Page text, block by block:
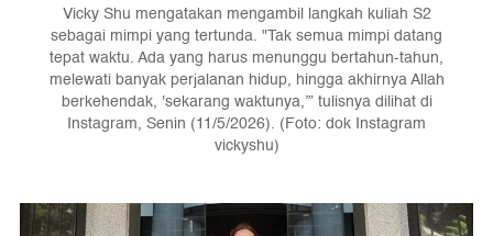
Vicky Shu mengatakan mengambil langkah kuliah S2
sebagai mimpi yang tertunda. "Tak semua mimpi datang
tepat waktu. Ada yang harus menunggu bertahun-tahun,
melewati banyak perjalanan hidup, hingga akhirnya Allah
berkehendak, 'sekarang waktunya,’” tulisnya dilihat di
Instagram, Senin (11/5/2026). (Foto: dok Instagram
vickyshu)